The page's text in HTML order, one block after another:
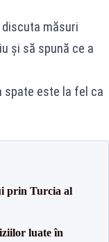
discuta măsuri
și să spună ce a
spate este la fel ca
prin Turcia al
luate în